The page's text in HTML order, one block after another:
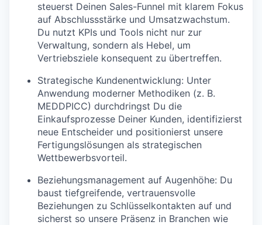
steuerst Deinen Sales-Funnel mit klarem Fokus
auf Abschlussstärke und Umsatzwachstum.
Du nutzt KPIs und Tools nicht nur zur
Verwaltung, sondern als Hebel, um
Vertriebsziele konsequent zu übertreffen.
Strategische Kundenentwicklung: Unter
Anwendung moderner Methodiken (z. B.
MEDDPICC) durchdringst Du die
Einkaufsprozesse Deiner Kunden, identifizierst
neue Entscheider und positionierst unsere
Fertigungslösungen als strategischen
Wettbewerbsvorteil.
Beziehungsmanagement auf Augenhöhe: Du
baust tiefgreifende, vertrauensvolle
Beziehungen zu Schlüsselkontakten auf und
sicherst so unsere Präsenz in Branchen wie